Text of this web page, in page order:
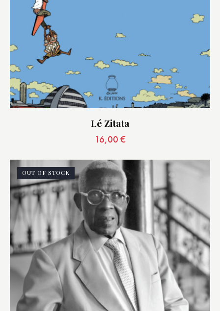
Lé Zitata
16,00 €
OUT OF STOCK